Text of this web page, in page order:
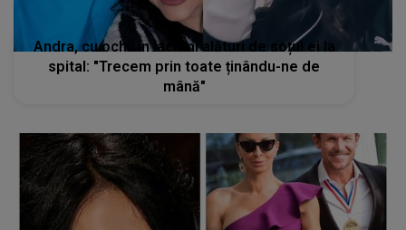
Andra, cu ochii în lacrimi alături de soțul ei la
spital: "Trecem prin toate ținându-ne de
mână"